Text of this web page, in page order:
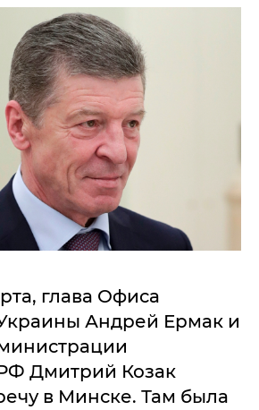
глава Офиса
Андрей Ермак и
Дмитрий Козак
в Минске. Там была